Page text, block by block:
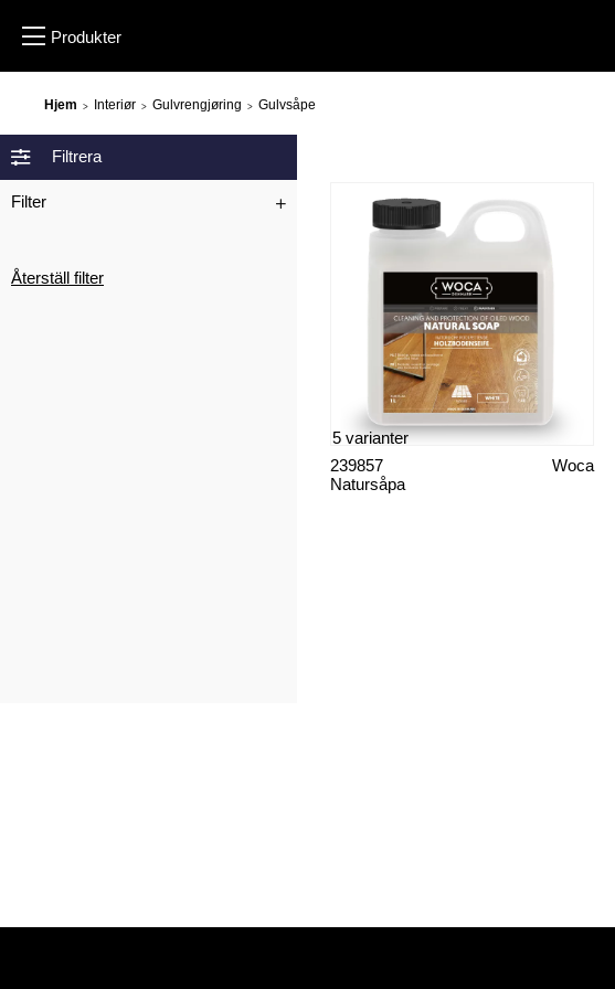
Hjem > Interiør > Gulvrengjøring > Gulvsåpe
Filtrera
Filter
Återställ filter
Natursåpa
Woca
239857
5 varianter